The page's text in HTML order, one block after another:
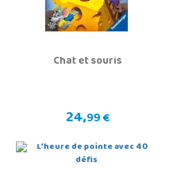
Chat et souris
24,99 €